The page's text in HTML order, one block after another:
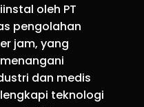
oleh PT
pengolahan
jam, yang
dan medis
teknologi